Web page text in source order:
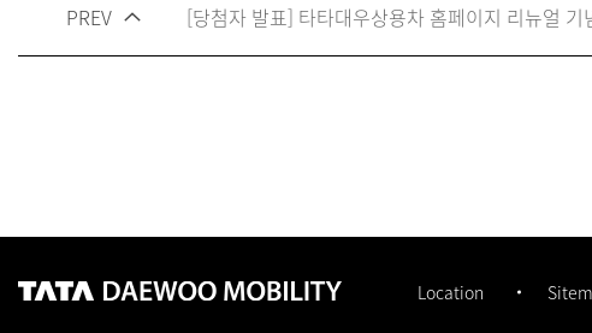
PREV [당첨자 발표] 타타대우상용차 홈페이지 리뉴얼
Location